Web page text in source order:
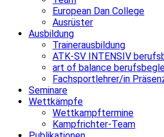
European Dan College
Ausrüster
Ausbildung
Trainerausbildung
ATK-SV INTENSIV
art of balance
Fachsportlehrer/in
Seminare
Wettkämpfe
Wettkampftermine
Kampfrichter-Team